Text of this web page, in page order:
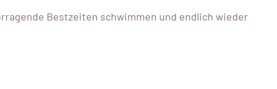
Bestzeiten schwimmen und endlich wieder